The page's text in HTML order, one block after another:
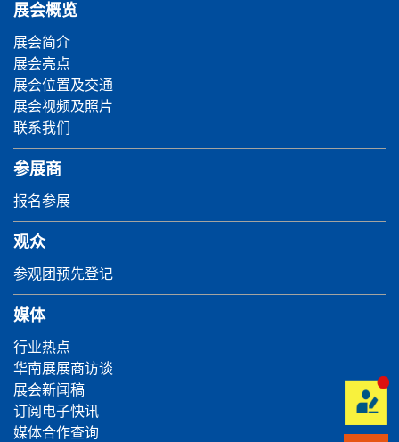
展会概览
展会简介
展会亮点
展会位置及交通
展会视频及照片
联系我们
参展商
报名参展
观众
参观团预先登记
媒体
行业热点
华南展展商访谈
展会新闻稿
订阅电子快讯
媒体合作查询